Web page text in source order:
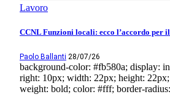
Lavoro
CCNL Funzioni locali: ecco l’accordo per
Paolo Ballanti 28/07/26
background-color: #fb580a; display:
right: 10px; width: 22px; height:
weight: bold; color: #fff; border-